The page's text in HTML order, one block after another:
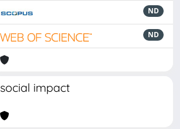
ND
ND
social impact